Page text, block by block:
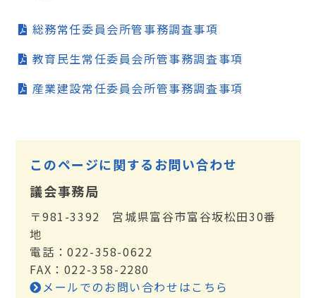
総務常任委員会所管事務調査事項
教育民生常任委員会所管事務調査事項
産業建設常任委員会所管事務調査事項
このページに関するお問い合わせ
議会事務局
〒981-3392 宮城県富谷市富谷坂松田30番
地
電話：022-358-0622
FAX：022-358-2280
メールでのお問い合わせはこちら